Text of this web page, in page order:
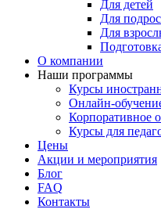
Для детей
Для
Для
О компании
Наши программы
Курсы
Онлайн-
Корпоративное
Курсы для
Цены
Акции и мероприятия
Блог
FAQ
Контакты